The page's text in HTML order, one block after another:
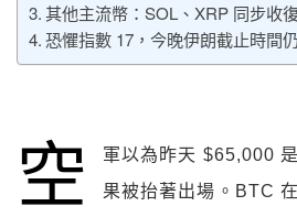
其他主流幣：SOL、XRP 同步收
恐懼指數 17，今晚伊朗截止時間
空
軍以為昨天 $65,000
果被抬著出場。BTC